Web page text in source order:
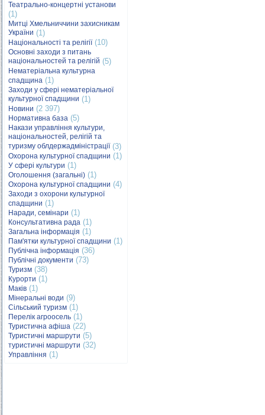
Театрально-концертні установи
(1)
Митці Хмельниччини захисникам
України (1)
Національності та релігії(10)
Основні заходи з питань
національностей та релігій (5)
Нематеріальна культурна
спадщина (1)
Заходи у сфері нематеріальної
культурної спадщини (1)
Новини (2 397)
Нормативна база (5)
Накази управління культури,
національностей, релігій та
туризму облдержадміністрації(3)
Охорона культурної спадщини (1)
У сфері культури (1)
Оголошення (загальні) (1)
Охорона культурної спадщини (4)
Заходи з охорони культурної
спадщини (1)
Наради, семінари (1)
Консультативна рада (1)
Загальна інформація (1)
Пам'ятки культурної спадщини (1)
Публічна інформація (36)
Публічні документи (73)
Туризм (38)
Курорти (1)
Маків (1)
Мінеральні води (9)
Сільський туризм (1)
Перелік агроосель (1)
Туристична афіша (22)
Туристичні маршрути (5)
туристичні маршрути (32)
Управління (1)